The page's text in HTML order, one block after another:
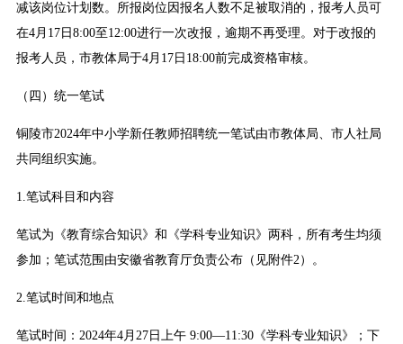
减该岗位计划数。所报岗位因报名人数不足被取消的，报考人员可
在4月17日8:00至12:00进行一次改报，逾期不再受理。对于改报的
报考人员，市教体局于4月17日18:00前完成资格审核。
（四）统一笔试
铜陵市2024年中小学新任教师招聘统一笔试由市教体局、市人社局
共同组织实施。
1.笔试科目和内容
笔试为《教育综合知识》和《学科专业知识》两科，所有考生均须
参加；笔试范围由安徽省教育厅负责公布（见附件2）。
2.笔试时间和地点
笔试时间：2024年4月27日上午 9:00—11:30《学科专业知识》；下